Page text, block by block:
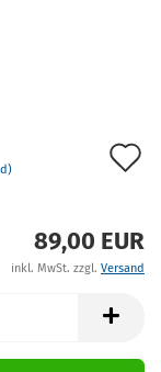
89,00 EUR
inkl. MwSt. zzgl. Versand